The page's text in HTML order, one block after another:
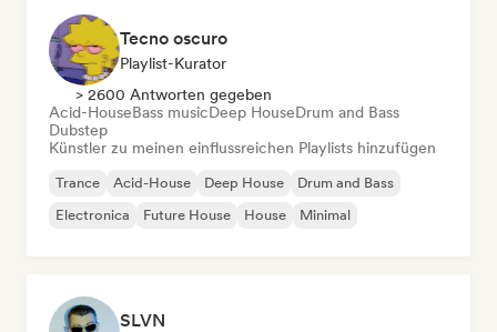
Tecno oscuro
Playlist-Kurator
> 2600 Antworten gegeben
Acid-HouseBass musicDeep HouseDrum and Bass
Dubstep
Künstler zu meinen einflussreichen Playlists hinzufügen
Trance Acid-House Deep House
Drum and Bass
Electronica
Future House House Minimal
SLVN